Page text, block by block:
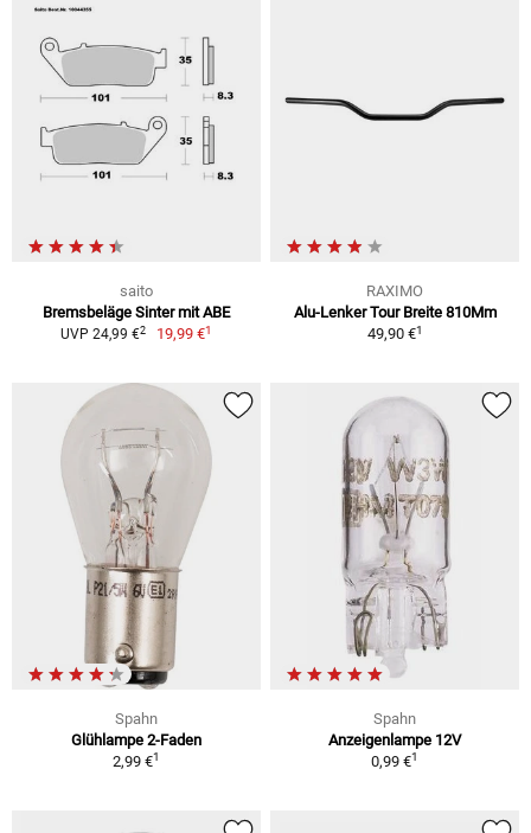
saito
Bremsbeläge Sinter mit ABE
UVP 24,99 €2 19,99 €1
RAXIMO
Alu-Lenker Tour Breite 810Mm
49,90 €1
Spahn
Glühlampe 2-Faden
2,99 €1
Spahn
Anzeigenlampe 12V
0,99 €1